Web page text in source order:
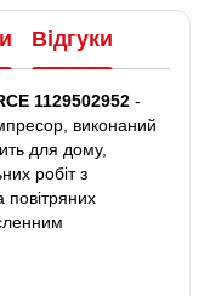
Відгуки
1129502952 -
виконаний
для дому,
робіт з